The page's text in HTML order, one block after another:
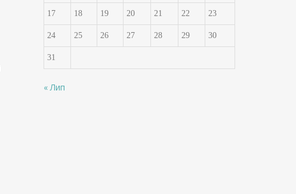
17 18 19 20 21 22 23
24 25 26 27 28 29 30
31
« Лип